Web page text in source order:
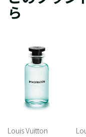
ら
Louis Vuitton